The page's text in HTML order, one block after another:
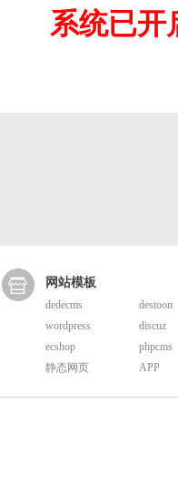
系统已开
网站模板
dedecms
destoon
wordpress
discuz
ecshop
phpcms
静态网页
APP